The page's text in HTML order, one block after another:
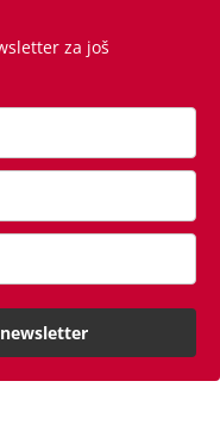
dekorirali lepeze
za još